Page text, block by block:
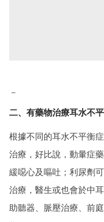
－
二、有藥物治療耳水不
根據不同的耳水不平衡
治療，好比說，動暈症
緩噁心及嘔吐；利尿劑
治療，醫生或也會於中
助聽器、脈壓治療、前